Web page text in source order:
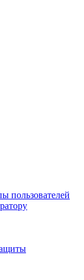
пользователей